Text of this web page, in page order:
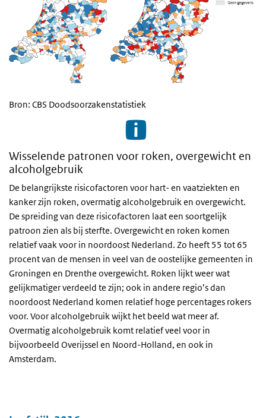
Bron: CBS Doodsoorzakenstatistiek
Wisselende patronen voor roken, overgewicht en
alcoholgebruik
De belangrijkste risicofactoren voor hart- en vaatziekten en
kanker zijn roken, overmatig alcoholgebruik en overgewicht.
De spreiding van deze risicofactoren laat een soortgelijk
patroon zien als bij sterfte. Overgewicht en roken komen
relatief vaak voor in noordoost Nederland. Zo heeft 55 tot 65
procent van de mensen in veel van de oostelijke gemeenten in
Groningen en Drenthe overgewicht. Roken lijkt weer wat
gelijkmatiger verdeeld te zijn; ook in andere regio’s dan
noordoost Nederland komen relatief hoge percentages rokers
voor. Voor alcoholgebruik wijkt het beeld wat meer af.
Overmatig alcoholgebruik komt relatief veel voor in
bijvoorbeeld Overijssel en Noord-Holland, en ook in
Amsterdam.